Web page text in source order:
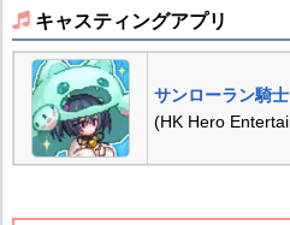
キャスティングアプリ
サンローラン騎士
(HK Hero